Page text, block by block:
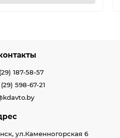
187-58-57
598-67-21
ул.Каменногорская 6